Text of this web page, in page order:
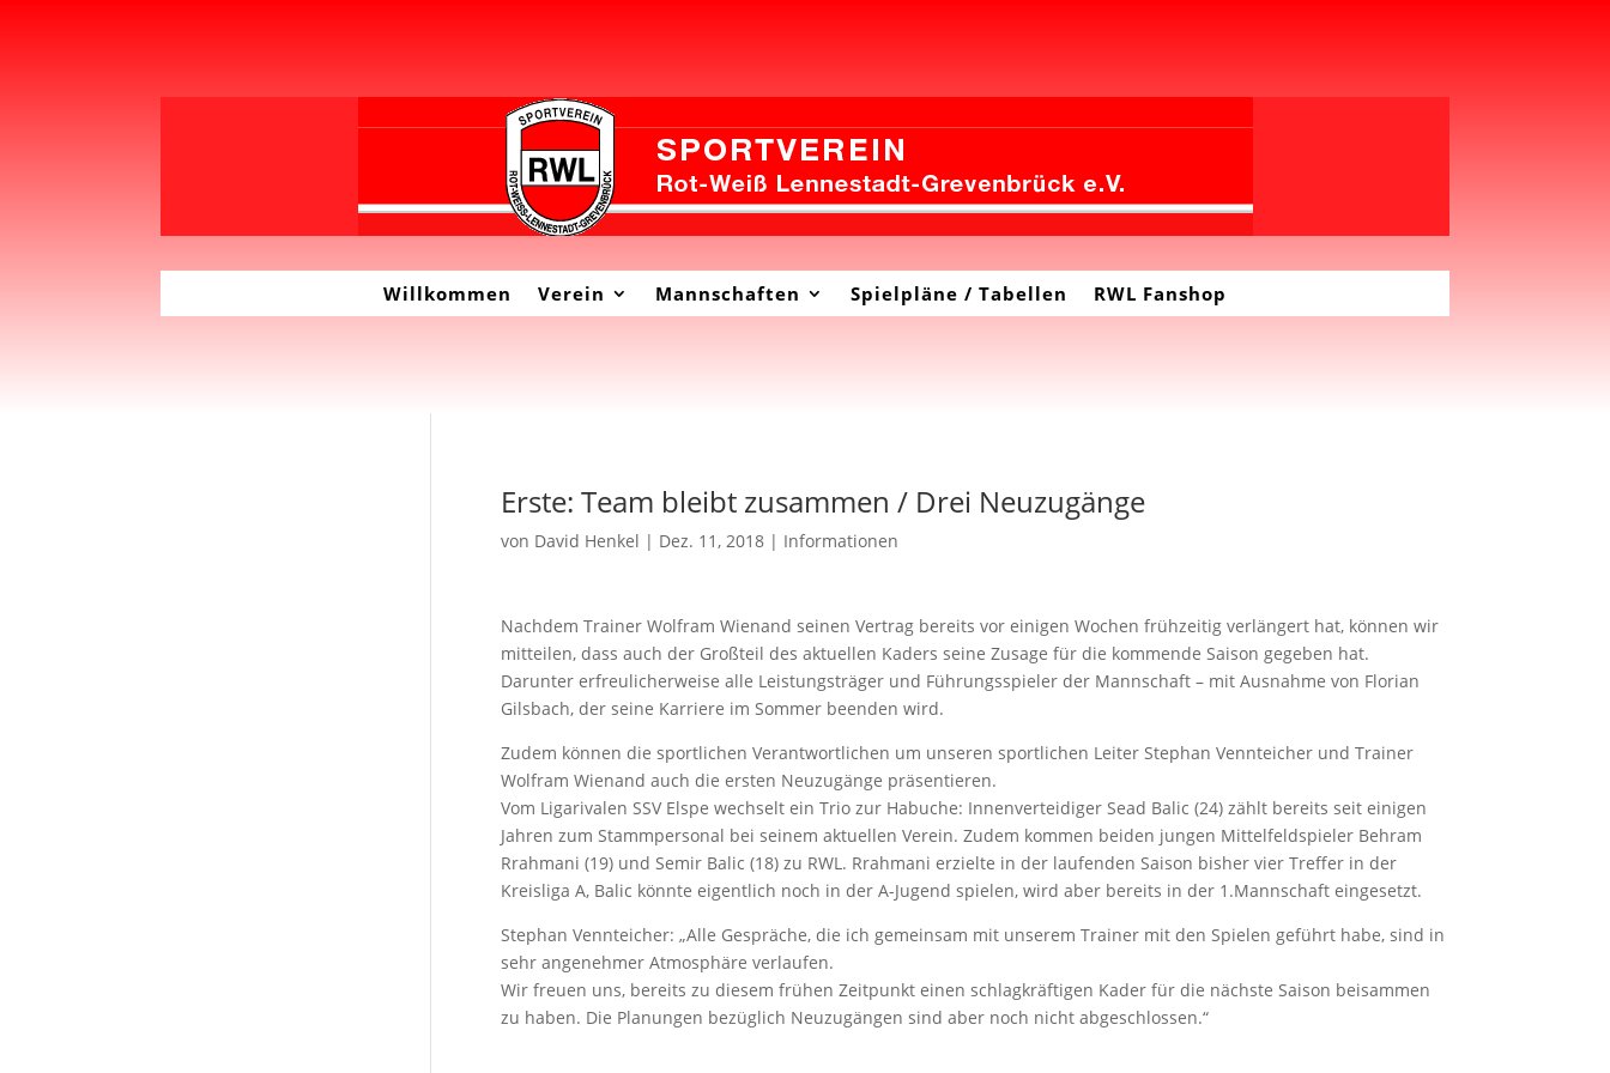
Willkommen Verein Mannschaften Spielpläne / Tabellen RWL Fanshop
Erste: Team bleibt zusammen / Drei Neuzugänge
von David Henkel | Dez. 11, 2018| Informationen
Nachdem Trainer Wolfram Wienand seinen Vertrag bereits vor einigen Wochen frühzeitig verlängert hat, können wir
mitteilen, dass auch der Großteil des aktuellen Kaders seine Zusage für die kommende Saison gegeben hat.
Darunter erfreulicherweise alle Leistungsträger und Führungsspieler der Mannschaft – mit Ausnahme von Florian
Gilsbach, der seine Karriere im Sommer beenden wird.
Zudem können die sportlichen Verantwortlichen um unseren sportlichen Leiter Stephan Vennteicher und Trainer
Wolfram Wienand auch die ersten Neuzugänge präsentieren.
Vom Ligarivalen SSV Elspe wechselt ein Trio zur Habuche: Innenverteidiger Sead Balic (24) zählt bereits seit einigen
Jahren zum Stammpersonal bei seinem aktuellen Verein. Zudem kommen beiden jungen Mittelfeldspieler Behram
Rrahmani (19) und Semir Balic (18) zu RWL. Rrahmani erzielte in der laufenden Saison bisher vier Treffer in der
Kreisliga A, Balic könnte eigentlich noch in der A-Jugend spielen, wird aber bereits in der 1.Mannschaft eingesetzt.
Stephan Vennteicher: „Alle Gespräche, die ich gemeinsam mit unserem Trainer mit den Spielen geführt habe, sind in
sehr angenehmer Atmosphäre verlaufen.
Wir freuen uns, bereits zu diesem frühen Zeitpunkt einen schlagkräftigen Kader für die nächste Saison beisammen
zu haben. Die Planungen bezüglich Neuzugängen sind aber noch nicht abgeschlossen.“